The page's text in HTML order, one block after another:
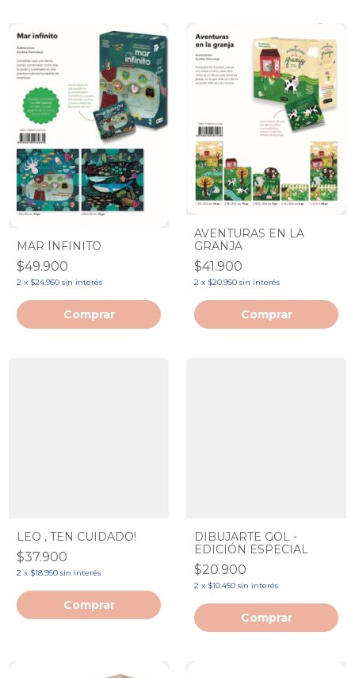
MAR INFINITO
$49.900
2 x $24.950 sin interés
AVENTURAS EN LA
GRANJA
$41.900
2 x $20.950 sin interés
LEO , TEN CUIDADO!
$37.900
2 x $18.950 sin interés
DIBUJARTE GOL -
EDICIÓN ESPECIAL
$20.900
2 x $10.450 sin interés